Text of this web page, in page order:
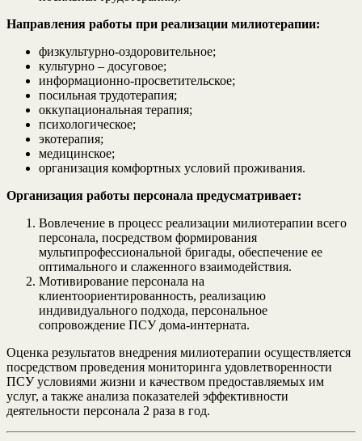
Направления работы при реализации милиотерапии:
физкультурно-оздоровительное;
культурно – досуговое;
информационно-просветительское;
посильная трудотерапия;
оккупациональная терапия;
психологическое;
экотерапия;
медицинское;
организация комфортных условий проживания.
Организация работы персонала предусматривает:
Вовлечение в процесс реализации милиотерапии всего
персонала, посредством формирования
мультипрофессиональной бригады, обеспечение ее
оптимального и слаженного взаимодействия.
Мотивирование персонала на
клиентоориентированность, реализацию
индивидуального подхода, персональное
сопровождение ПСУ дома-интерната.
Оценка результатов внедрения милиотерапии осуществляется
посредством проведения мониторинга удовлетворенности
ПСУ условиями жизни и качеством предоставляемых им
услуг, а также анализа показателей эффективности
деятельности персонала 2 раза в год.